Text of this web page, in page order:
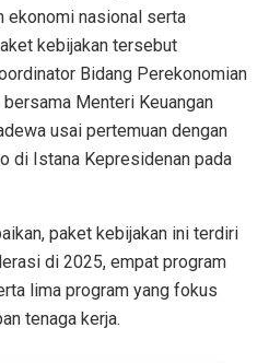
ekonomi nasional serta
kebijakan tersebut
Bidang Perekonomian
Menteri Keuangan
usai pertemuan dengan
di Istana Kepresidenan pada
paket kebijakan ini terdiri
di 2025, empat program
lima program yang fokus
tenaga kerja.